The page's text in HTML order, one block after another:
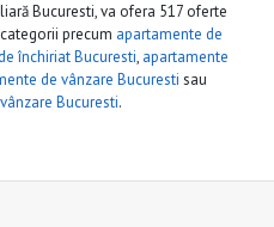
Bucuresti, va ofera 517 oferte
precum apartamente de
închiriat Bucuresti, apartamente
de vânzare Bucuresti sau
Bucuresti.